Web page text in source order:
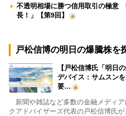
不透明相場に勝つ信用取引の極意
長！」【第9回】
戸松信博の明日の爆騰株を
【戸松信博氏「明日
デバイス：サムスン
要…
新聞や雑誌など多数の金融メディ
クアドバイザーズ代表の戸松信博氏